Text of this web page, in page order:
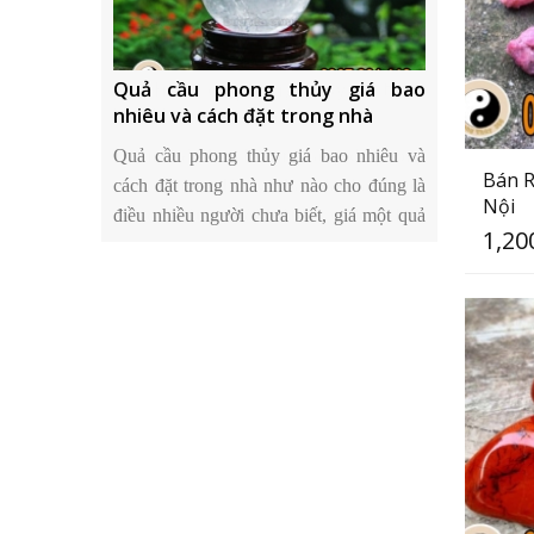
Quả cầu phong thủy giá bao
nhiêu và cách đặt trong nhà
Quả cầu phong thủy giá bao nhiêu và
cách đặt trong nhà như nào cho đúng là
điều nhiều người chưa biết, giá một quả
Cửa
Hà Nội
Hoàng Gia
thủy uy tín
được nhiều
để mua
Bán
Nội